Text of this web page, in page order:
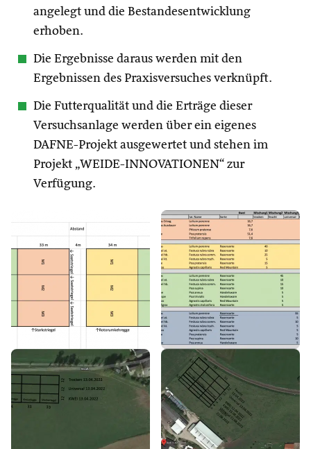
angelegt und die Bestandesentwicklung
erhoben.
Die Ergebnisse daraus werden mit den
Ergebnissen des Praxisversuches verknüpft.
Die Futterqualität und die Erträge dieser
Versuchsanlage werden über ein eigenes
DAFNE-Projekt ausgewertet und stehen im
Projekt „WEIDE-INNOVATIONEN“ zur
Verfügung.